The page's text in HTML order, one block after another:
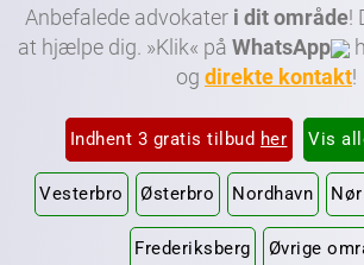
Anbefalede advokater i dit område!
at hjælpe dig. »Klik« på WhatsApp
og direkte kontakt!
Indhent 3 gratis tilbud her Vis
Vesterbro Østerbro Nordhavn
Frederiksberg Øvrige